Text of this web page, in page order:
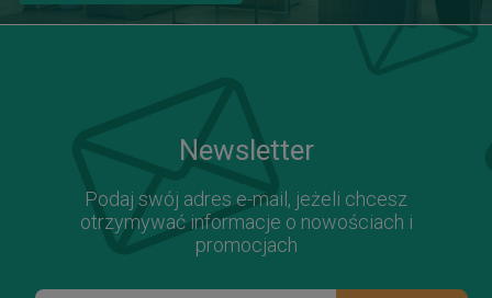
Newsletter
Podaj swój adres e-mail, jeżeli chcesz
otrzymywać informacje o nowościach i
promocjach